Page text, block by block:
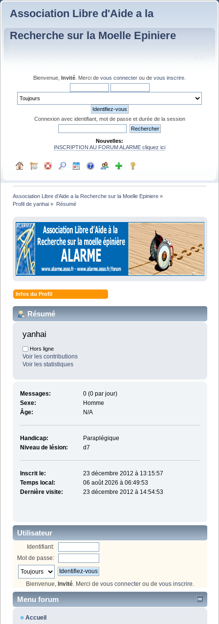
Association Libre d'Aide a la
Recherche sur la Moelle Epiniere
Bienvenue, Invité . Merci de vous connecter ou de vous inscrire
Connexion avec identifiant, mot de passe et durée de la session
Nouvelles:
INSCRIPTION AU FORUM ALARME cliquez ici
Association Libre d'Aide a la Recherche sur la Moelle Epiniere »
Profil de yanhai » Résumé
Infos du Profil
Résumé
yanhai
Hors ligne
Voir les contributions
Voir les statistiques
Messages:
0 (0 par jour)
Sexe:
Homme
Âge:
N/A
Handicap:
Paraplégique
Niveau de lésion:
d7
Inscrit le:
23 décembre 2012 à 13:15:57
Temps local:
06 août 2026 à 06:49:53
Dernière visite:
23 décembre 2012 à 14:54:53
Utilisateur
Identifiant:
Mot de passe:
Bienvenue, Invité . Merci de vous connecter ou de vous inscrire
Menu forum
Accueil